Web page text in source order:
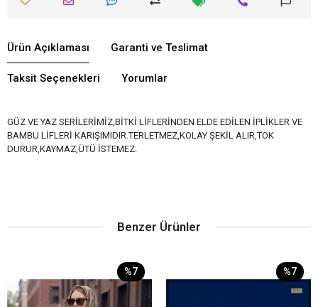
Ürün Açıklaması Garanti ve Teslimat
Taksit Seçenekleri Yorumlar
GÜZ VE YAZ SERİLERİMİZ,BİTKİ LİFLERİNDEN ELDE EDİLEN İPLİKLER VE
BAMBU LİFLERİ KARIŞIMIDIR.TERLETMEZ,KOLAY ŞEKİL ALIR,TOK
DURUR,KAYMAZ,ÜTÜ İSTEMEZ.
Benzer Ürünler
%7 %7